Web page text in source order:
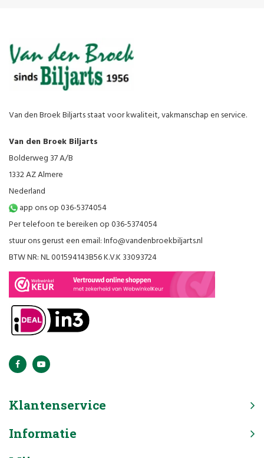
Van den Broek Biljarts staat voor kwaliteit, vakmanschap en service.
Van den Broek Biljarts
Bolderweg 37 A/B
1332 AZ Almere
Nederland
app ons op 036-5374054
Per telefoon te bereiken op 036-5374054
stuur ons gerust een email:Info@vandenbroekbiljarts.nl
BTW NR: NL 001594143B56 K.V.K 33093724
Klantenservice
Informatie